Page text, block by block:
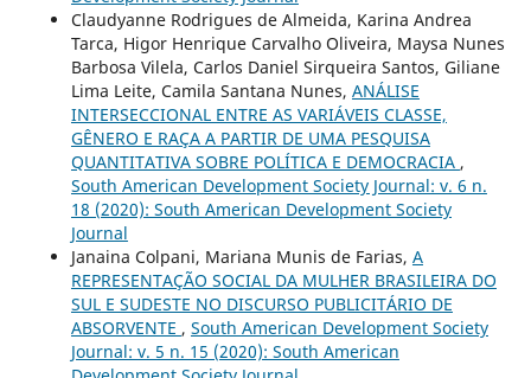
Claudyanne Rodrigues de Almeida, Karina Andrea
Tarca, Higor Henrique Carvalho Oliveira, Maysa Nunes
Barbosa Vilela, Carlos Daniel Sirqueira Santos, Giliane
Lima Leite, Camila Santana Nunes, ANÁLISE
INTERSECCIONAL ENTRE AS VARIÁVEIS CLASSE,
GÊNERO E RAÇA A PARTIR DE UMA PESQUISA
QUANTITATIVA SOBRE POLÍTICA E DEMOCRACIA ,
South American Development Society Journal: v. 6 n.
18 (2020): South American Development Society
Journal
Janaina Colpani, Mariana Munis de Farias, A
REPRESENTAÇÃO SOCIAL DA MULHER BRASILEIRA DO
SUL E SUDESTE NO DISCURSO PUBLICITÁRIO DE
ABSORVENTE , South American Development Society
Journal: v. 5 n. 15 (2020): South American